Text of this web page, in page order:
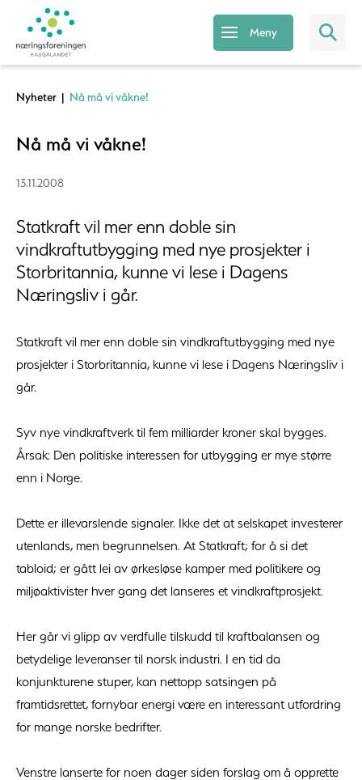
Meny
Nyheter | Nå må vi våkne!
Nå må vi våkne!
13.11.2008
Statkraft vil mer enn doble sin
vindkraftutbygging med nye prosjekter i
Storbritannia, kunne vi lese i Dagens
Næringsliv i går.
Statkraft vil mer enn doble sin vindkraftutbygging med nye
prosjekter i Storbritannia, kunne vi lese i Dagens Næringsliv i
går.
Syv nye vindkraftverk til fem milliarder kroner skal bygges.
Årsak: Den politiske interessen for utbygging er mye større
enn i Norge.
Dette er illevarslende signaler. Ikke det at selskapet investerer
utenlands, men begrunnelsen. At Statkraft; for å si det
tabloid; er gått lei av ørkesløse kamper med politikere og
miljøaktivister hver gang det lanseres et vindkraftprosjekt.
Her går vi glipp av verdfulle tilskudd til kraftbalansen og
betydelige leveranser til norsk industri. I en tid da
konjunkturene stuper, kan nettopp satsingen på
framtidsrettet, fornybar energi være en interessant utfordring
for mange norske bedrifter.
Venstre lanserte for noen dager siden forslag om å opprette